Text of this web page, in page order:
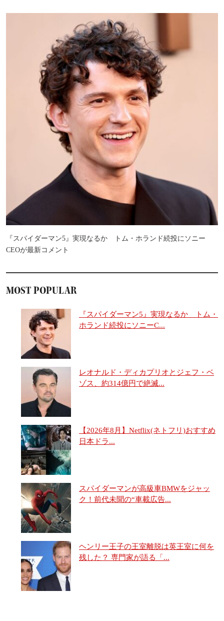
『スパイダーマン5』実現なるか トム・ホランド続投にソニー
CEOが最新コメント
MOST POPULAR
『スパイダーマン5』実現なるか トム・
ホランド続投にソニーC...
レオナルド・ディカプリオとジェフ・ベ
ゾス、約314億円で絶滅...
【2026年8月】Netflix(ネトフリ)おすすめ
日本ドラ...
スパイダーマンが高級車BMWをジャッ
ク！前代未聞の“車載広告...
ヘンリー王子の王室離脱は英王室に何を
残した？ 専門家が語る「...